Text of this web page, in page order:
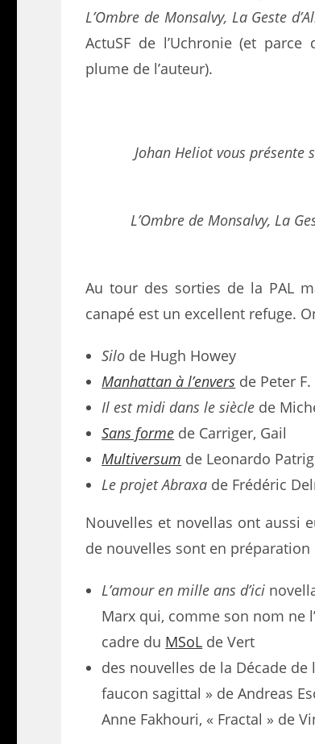
L’Ombre de Monsalvy, La Geste
ActuSF de l’Uchronie (et parce
plume de l’auteur).
Johan Heliot vous présente
L’Ombre de Monsalvy, La
Au tour des sorties de la PAL
canapé est un excellent refuge.
Silo de Hugh Howey
Manhattan à l’envers de Peter
Il est midi dans le siècle de
Sans forme de Carriger, Gail
Multiversum de Leonardo
Le projet Abraxa de Frédéric
Nouvelles et novellas ont aussi
de nouvelles sont en préparation
L’amour en mille ans d’ici
Marx qui, comme son nom ne
cadre du MSoL de Vert
des nouvelles de la Décade de
faucon sagittal » de Andreas
Anne Fakhouri, « Fractal » de